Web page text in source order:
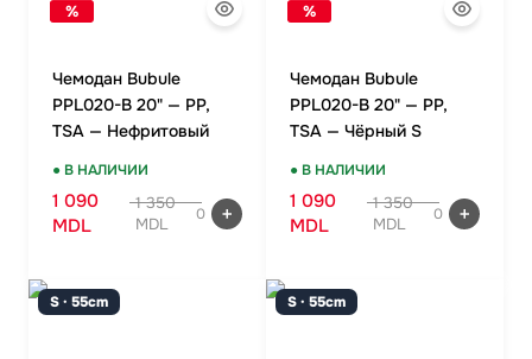
%
Чемодан Bubule
PPL020-B 20" — PP,
TSA — Нефритовый
● В НАЛИЧИИ
1 090
MDL
1 350
MDL
0
%
Чемодан Bubule
PPL020-B 20" — PP,
TSA — Чёрный S
● В НАЛИЧИИ
1 090
MDL
1 350
MDL
0
S · 55cm S · 55cm